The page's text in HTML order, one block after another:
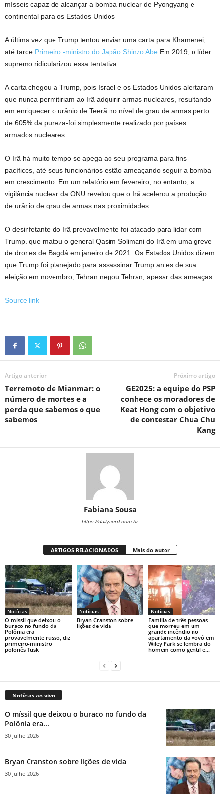
mísseis capaz de alcançar a bomba nuclear de Pyongyang e
continental para os Estados Unidos
A última vez que Trump tentou enviar uma carta para Khamenei,
até tarde Primeiro -ministro do Japão Shinzo Abe Em 2019, o líder
supremo ridicularizou essa tentativa.
A carta chegou a Trump, pois Israel e os Estados Unidos alertaram
que nunca permitiriam ao Irã adquirir armas nucleares, resultando
em enriquecer o urânio de Teerã no nível de grau de armas perto
de 605% da pureza-foi simplesmente realizado por países
armados nucleares.
O Irã há muito tempo se apega ao seu programa para fins
pacíficos, até seus funcionários estão ameaçando seguir a bomba
em crescimento. Em um relatório em fevereiro, no entanto, a
vigilância nuclear da ONU revelou que o Irã acelerou a produção
de urânio de grau de armas nas proximidades.
O desinfetante do Irã provavelmente foi atacado para lidar com
Trump, que matou o general Qasim Solimani do Irã em uma greve
de drones de Bagdá em janeiro de 2021. Os Estados Unidos dizem
que Trump foi planejado para assassinar Trump antes de sua
eleição em novembro, Tehran negou Tehran, apesar das ameaças.
Source link
Artigo anterior
Terremoto de Mianmar: o
número de mortes e a
perda que sabemos o que
sabemos
Próximo artigo
GE2025: a equipe do PSP
conhece os moradores de
Keat Hong com o objetivo
de contestar Chua Chu
Kang
Fabiana Sousa
https://dailynerd.com.br
ARTIGOS RELACIONADOS Mais do autor
Notícias
O míssil que deixou o
buraco no fundo da
Polônia era
provavelmente russo, diz
primeiro-ministro
polonês Tusk
Notícias
Bryan Cranston sobre
lições de vida
Notícias
Família de três pessoas
que morreu em um
grande incêndio no
apartamento da vovó em
Wiley Park se lembra do
homem como gentil e...
Notícias ao vivo
O míssil que deixou o buraco no fundo da
Polônia era...
30 Julho 2026
Bryan Cranston sobre lições de vida
30 Julho 2026